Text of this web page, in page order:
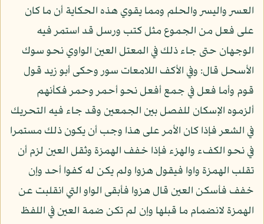
العسر واليسر والحلم ومما يقوي هذه الحكاية أن ما كان
على فعل من الجموع مثل كتب ورسل قد استمر فيه
الوجهان حتى جاء ذلك في المعتل العين الواوي نحو سوك
الأسحل قال: وفي الأكف اللامعات سور وحكى أبو زيد قول
قوم وأما فعل في جمع أفعل نحو أحمر وحمر فكأنهم
ألزموه الإسكان للفصل بين الجمعين وقد جاء فيه التحريك
في الشعر فإذا كان الأمر على هذا وجب أن يكون ذلك مستمرا
في نحو الكفء والهزء فإذا خفف الهمزة وثقل العين لزم أن
تقلب الهمزة واوا فيقول هزوا ولم يكن له كفوا أحد وإن
خفف فأسكن العين قال هزوا فأبقى الواو التي انقلبت عن
الهمزة لانضمام ما قبلها وإن لم تكن ضمة العين في اللفظ